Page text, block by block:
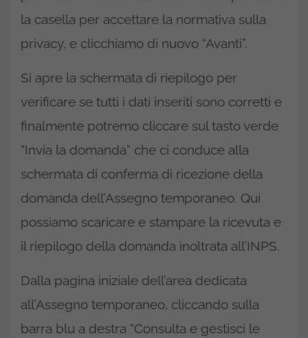
la casella per accettare la normativa sulla
privacy, e clicchiamo di nuovo “Avanti”.
Si apre la schermata di riepilogo per
verificare se tutti i dati inseriti sono corretti e
finalmente potremo cliccare sul tasto verde
“Invia la domanda” che ci conduce alla
schermata di conferma di ricezione della
domanda dell’Assegno temporaneo. Qui
possiamo scaricare e stampare la ricevuta e
il riepilogo della domanda inoltrata all’INPS.
Dalla pagina iniziale dell’area dedicata
all’Assegno temporaneo, cliccando sulla
barra blu a destra “Consulta e gestisci le